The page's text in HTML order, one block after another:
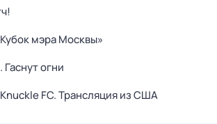
мэра Москвы»
огни
FC. Трансляция из США